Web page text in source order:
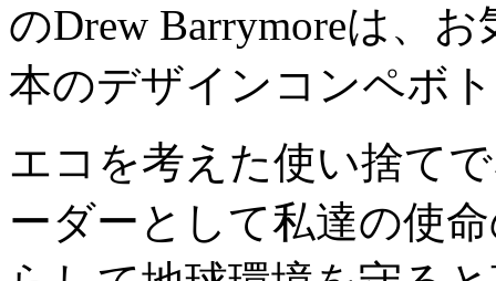
のDrew Barrymoreは、
本のデザインコンペボ
エコを考えた使い捨て
ーダーとして私達の使